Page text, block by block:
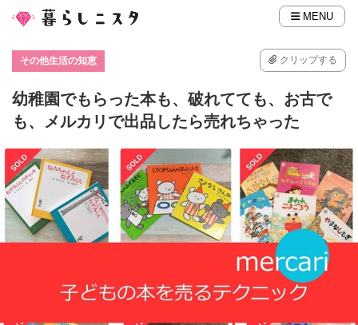
MENU
その他生活の知恵 クリップする
幼稚園でもらった本も、破れてても、お古で
も、メルカリで出品したら売れちゃった